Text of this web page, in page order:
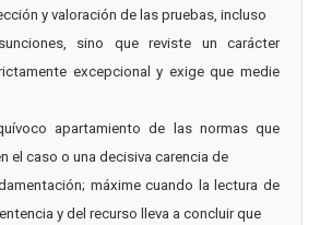
y valoración de las pruebas, incluso
sino que reviste un carácter
excepcional y exige que medie
apartamiento de las normas que
el caso o una decisiva carencia de
máxime cuando la lectura de
y del recurso lleva a concluir que